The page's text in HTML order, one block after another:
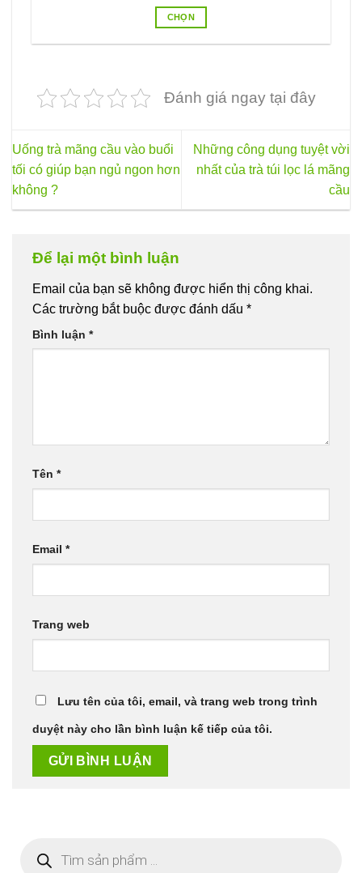
250.000VND
CHỌN
nhiều
Các
trang
sản
Đánh giá ngay tại đây
Uống trà mãng cầu vào buổi
tối có giúp bạn ngủ ngon hơn
không ?
Những công dụng tuyệt vời
nhất của trà túi lọc lá mãng
cầu
Để lại một bình luận
Email của bạn sẽ không được hiển thị công khai.
Các trường bắt buộc được đánh dấu *
Bình luận *
Tên *
Email *
Trang web
Lưu tên của tôi, email, và trang web trong trình
duyệt này cho lần bình luận kế tiếp của tôi.
kiếm